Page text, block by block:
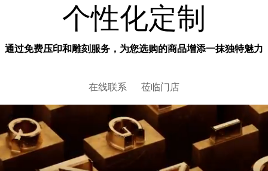
个性化定制
通过免费压印和雕刻服务，为您选购的商品增添一抹独特魅力
在线联系 莅临门店